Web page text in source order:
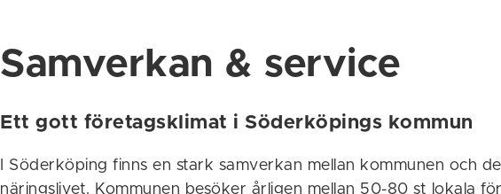
Samverkan & service
Ett gott företagsklimat i Söderköpings kommun
I Söderköping finns en stark samverkan mellan kommunen och
näringslivet. Kommunen besöker årligen mellan 50-80 st lokala